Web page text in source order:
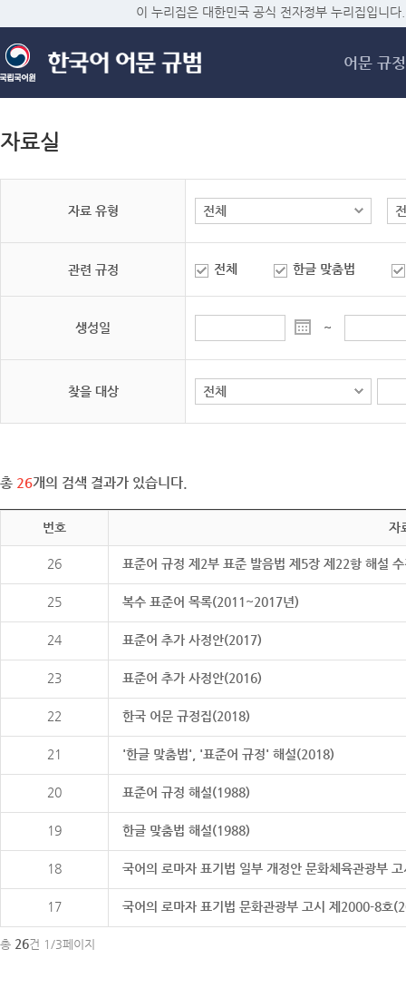
메
이 누리집은 대한민국 공식 전자정부 누리집입니다.
어문 규정
자료실
자료 유형
관련 규정 전체 한글 맞춤법
생성일 ~
찾을 대상
총 26개의 검색 결과가 있습니다.
번호 자
26 표준어 규정 제2부 표준 발음법 제5장 제22항 해설
25 복수 표준어 목록(2011~2017년)
24 표준어 추가 사정안(2017)
23 표준어 추가 사정안(2016)
22 한국 어문 규정집(2018)
21 '한글 맞춤법', '표준어 규정' 해설(2018)
20 표준어 규정 해설(1988)
19 한글 맞춤법 해설(1988)
18 국어의 로마자 표기법 일부 개정안 문화체육관광부
17 국어의 로마자 표기법 문화관광부 고시 제2000-8호
총 26건 1/3페이지